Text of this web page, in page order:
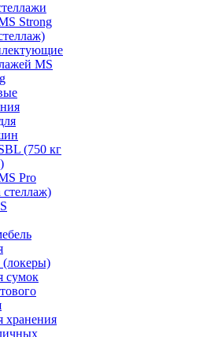
Strong
MS
(750 кг
Pro
стеллаж)
(локеры)
сумок